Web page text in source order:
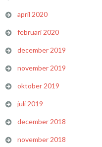
april 2020
februari 2020
december 2019
november 2019
oktober 2019
juli 2019
december 2018
november 2018